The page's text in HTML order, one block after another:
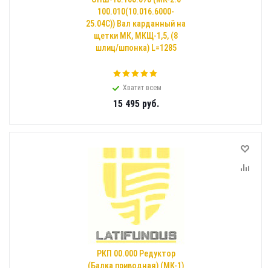
100.010(10.016.6000-
25.04С)) Вал карданный на
щетки МК, МКЩ-1,5, (8
шлиц/шпонка) L=1285
Хватит всем
15 495руб.
РКП 00.000 Редуктор
(Балка приводная) (МК-1)